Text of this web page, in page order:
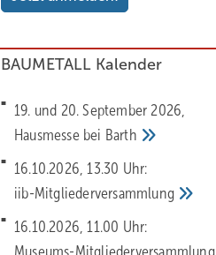
BAUMETALL Kalender
19. und 20. September 2026,
Hausmesse bei Barth
16.10.2026, 13.30 Uhr:
iib-Mitgliederversammlung
16.10.2026, 11.00 Uhr:
Museums-Mitgliederversammlung